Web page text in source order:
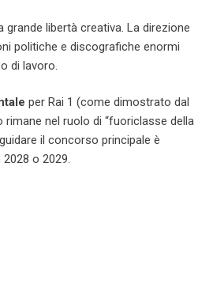
libertà creativa. La direzione
politiche e discografiche enormi
di lavoro.
per Rai 1 (come dimostrato dal
rimane nel ruolo di “fuoriclasse della
il concorso principale è
o 2029.